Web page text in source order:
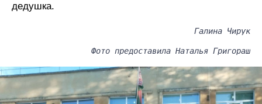
дедушка.
Галина Чирук
Фото предоставила Наталья Григораш